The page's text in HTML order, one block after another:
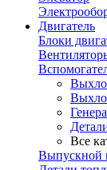
Двигатель
Блоки
Все
Выпускной